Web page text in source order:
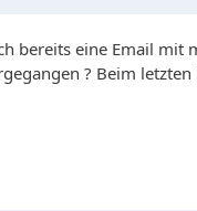
bereits eine Email
? Beim